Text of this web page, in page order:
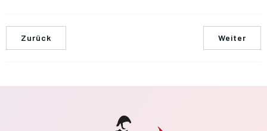
Zurück Weiter